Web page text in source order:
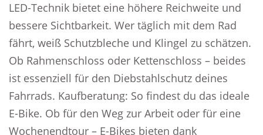
LED-Technik bietet eine höhere Reichweite und
bessere Sichtbarkeit. Wer täglich mit dem Rad
fährt, weiß Schutzbleche und Klingel zu schätzen.
Ob Rahmenschloss oder Kettenschloss – beides
ist essenziell für den Diebstahlschutz deines
Fahrrads. Kaufberatung: So findest du das ideale
E-Bike. Ob für den Weg zur Arbeit oder für eine
Wochenendtour – E-Bikes bieten dank